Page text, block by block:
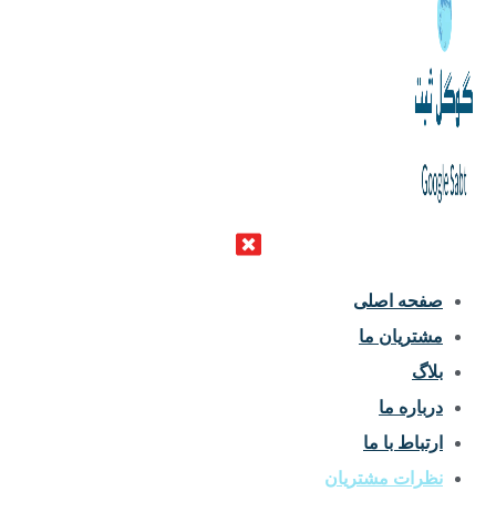
صفحه اصلی
مشتریان ما
بلاگ
درباره ما
ارتباط با ما
نظرات مشتریان